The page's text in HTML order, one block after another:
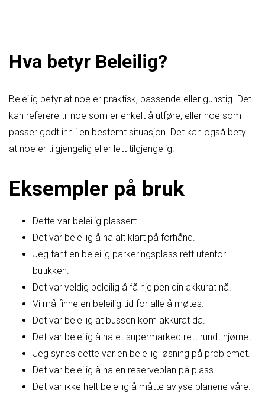
Hva betyr Beleilig?
Beleilig betyr at noe er praktisk, passende eller gunstig. Det
kan referere til noe som er enkelt å utføre, eller noe som
passer godt inn i en bestemt situasjon. Det kan også bety
at noe er tilgjengelig eller lett tilgjengelig.
Eksempler på bruk
Dette var beleilig plassert.
Det var beleilig å ha alt klart på forhånd.
Jeg fant en beleilig parkeringsplass rett utenfor
butikken.
Det var veldig beleilig å få hjelpen din akkurat nå.
Vi må finne en beleilig tid for alle å møtes.
Det var beleilig at bussen kom akkurat da.
Det var beleilig å ha et supermarked rett rundt hjørnet.
Jeg synes dette var en beleilig løsning på problemet.
Det var beleilig å ha en reserveplan på plass.
Det var ikke helt beleilig å måtte avlyse planene våre.